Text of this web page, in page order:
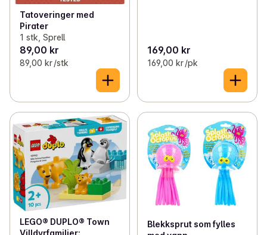
Tatoveringer med
Pirater
1 stk, Sprell
89,00 kr
89,00 kr /stk
169,00 kr
169,00 kr /pk
LEGO® DUPLO® Town
Villdyrfamilier:
Blekksprut som fylles